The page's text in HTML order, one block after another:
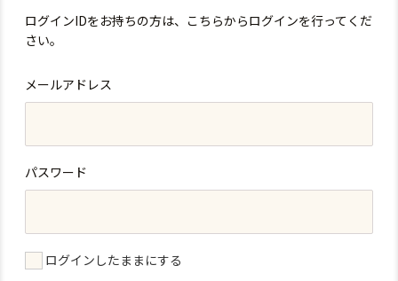
ログインIDをお持ちの方は、こちらからログインを行ってくだ
さい。
メールアドレス
パスワード
ログインしたままにする